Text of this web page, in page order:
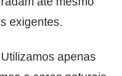
exigentes.
Utilizamos apenas